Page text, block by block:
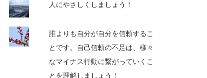
人にやさしくしましょう！
誰よりも自分が自分を信頼するこ
とです。自己信頼の不足は、様々
なマイナス行動に繋がっていくこ
とを理解しましょう！